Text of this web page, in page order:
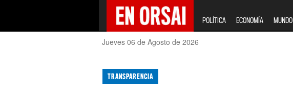
POLÍTICA ECONOMÍA MUNDO
Jueves 06 de Agosto de 2026
TRANSPARENCIA